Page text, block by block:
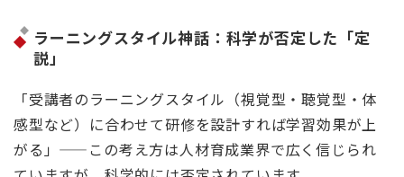
ラーニングスタイル神話：科学が否定した「定
説」
「受講者のラーニングスタイル（視覚型・聴覚型・体
感型など）に合わせて研修を設計すれば学習効果が上
がる」——この考え方は人材育成業界で広く信じられ